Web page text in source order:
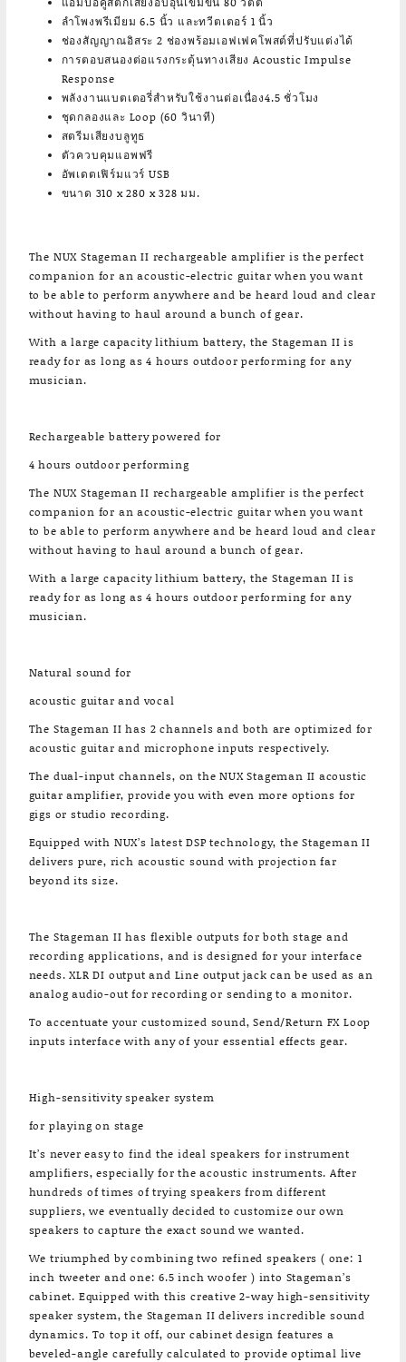
ลำโพงพรีเมียม 6.5 นิ้ว และทวีตเตอร์ 1 นิ้ว
ช่องสัญญาณอิสระ 2 ช่องพร้อมเอฟเฟคโพสต์ที่ปรับแต่งได้
การตอบสนองต่อแรงกระตุ้นทางเสียง Acoustic Impulse
Response
พลังงานแบตเตอรี่สำหรับใช้งานต่อเนื่อง4.5 ชั่วโมง
ชุดกลองและ Loop (60 วินาที)
สตรีมเสียงบลูทูธ
ตัวควบคุมแอพฟรี
อัพเดตเฟิร์มแวร์ USB
ขนาด 310 x 280 x 328 มม.
The NUX Stageman II rechargeable amplifier is the perfect
companion for an acoustic-electric guitar when you want
to be able to perform anywhere and be heard loud and clear
without having to haul around a bunch of gear.
With a large capacity lithium battery, the Stageman II is
ready for as long as 4 hours outdoor performing for any
musician.
Rechargeable battery powered for
4 hours outdoor performing
The NUX Stageman II rechargeable amplifier is the perfect
companion for an acoustic-electric guitar when you want
to be able to perform anywhere and be heard loud and clear
without having to haul around a bunch of gear.
With a large capacity lithium battery, the Stageman II is
ready for as long as 4 hours outdoor performing for any
musician.
Natural sound for
acoustic guitar and vocal
The Stageman II has 2 channels and both are optimized for
acoustic guitar and microphone inputs respectively.
The dual-input channels, on the NUX Stageman II acoustic
guitar amplifier, provide you with even more options for
gigs or studio recording.
Equipped with NUX’s latest DSP technology, the Stageman II
delivers pure, rich acoustic sound with projection far
beyond its size.
The Stageman II has flexible outputs for both stage and
recording applications, and is designed for your interface
needs. XLR DI output and Line output jack can be used as an
analog audio-out for recording or sending to a monitor.
To accentuate your customized sound, Send/Return FX Loop
inputs interface with any of your essential effects gear.
High-sensitivity speaker system
for playing on stage
It’s never easy to find the ideal speakers for instrument
amplifiers, especially for the acoustic instruments. After
hundreds of times of trying speakers from different
suppliers, we eventually decided to customize our own
speakers to capture the exact sound we wanted.
We triumphed by combining two refined speakers ( one: 1
inch tweeter and one: 6.5 inch woofer ) into Stageman’s
cabinet. Equipped with this creative 2-way high-sensitivity
speaker system, the Stageman II delivers incredible sound
dynamics. To top it off, our cabinet design features a
beveled-angle carefully calculated to provide optimal live